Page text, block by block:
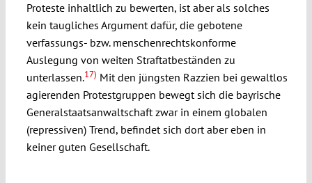
Proteste inhaltlich zu bewerten, ist aber als solches
kein taugliches Argument dafür, die gebotene
verfassungs- bzw. menschenrechtskonforme
Auslegung von weiten Straftatbeständen zu
unterlassen.17) Mit den jüngsten Razzien bei gewaltlos
agierenden Protestgruppen bewegt sich die bayrische
Generalstaatsanwaltschaft zwar in einem globalen
(repressiven) Trend, befindet sich dort aber eben in
keiner guten Gesellschaft.